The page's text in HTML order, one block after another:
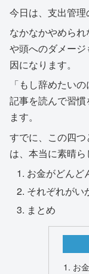
今日は、支出管理
なかなかやめら
や頭へのダメー
因になります。
「もし辞めたい
記事を読んで習
ます。
すでに、この四
は、本当に素晴
お金がどんど
それぞれがい
まとめ
お